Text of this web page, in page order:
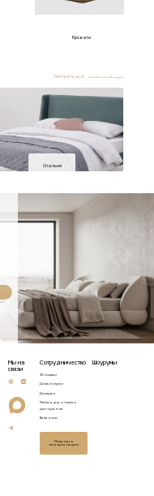
Кровати
Смотреть все
Спальня
Мы на
связи
Сотрудничество
3D модели
Дизайнерам
Дилерам
Мебель для отелей и
ресторанов
Вакансии
Получить
консультацию
Шоурумы